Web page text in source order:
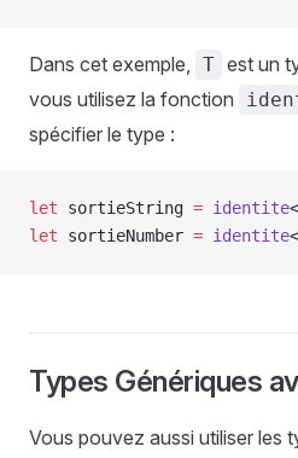
Dans cet exemple, T est un
vous utilisez la fonction
spécifier le type :
let sortieString = identite<
let sortieNumber = identite<
Types Génériques
Vous pouvez aussi utiliser les